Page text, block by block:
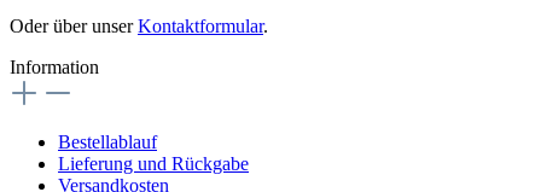
Oder über unserKontaktformular.
Information
Bestellablauf
Lieferung und Rückgabe
Versandkosten